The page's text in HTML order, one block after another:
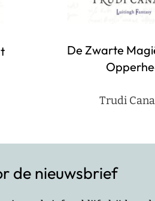
De Zwarte
Trudi
de nieuwsbrief